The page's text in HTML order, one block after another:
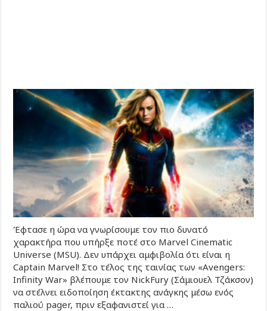
Έφτασε η ώρα να γνωρίσουμε τον πιο δυνατό
χαρακτήρα που υπήρξε ποτέ στο Marvel Cinematic
Universe (MSU). Δεν υπάρχει αμφιβολία ότι είναι η
Captain Marvel! Στο τέλος της ταινίας των «Avengers:
Infinity War» βλέπουμε τoν NickFury (Σάμιουελ Τζάκσον)
να στέλνει ειδοποίηση έκτακτης ανάγκης μέσω ενός
παλιού pager, πριν εξαφανιστεί για …